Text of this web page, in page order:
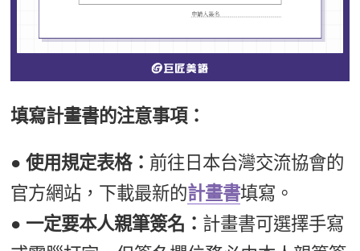
填寫計畫書的注意事項：
● 使用規定表格： 前往日本台灣交流協會的
官方網站，下載最新的計畫書填寫。
● 一定要本人親筆簽名： 計畫書可選擇手寫